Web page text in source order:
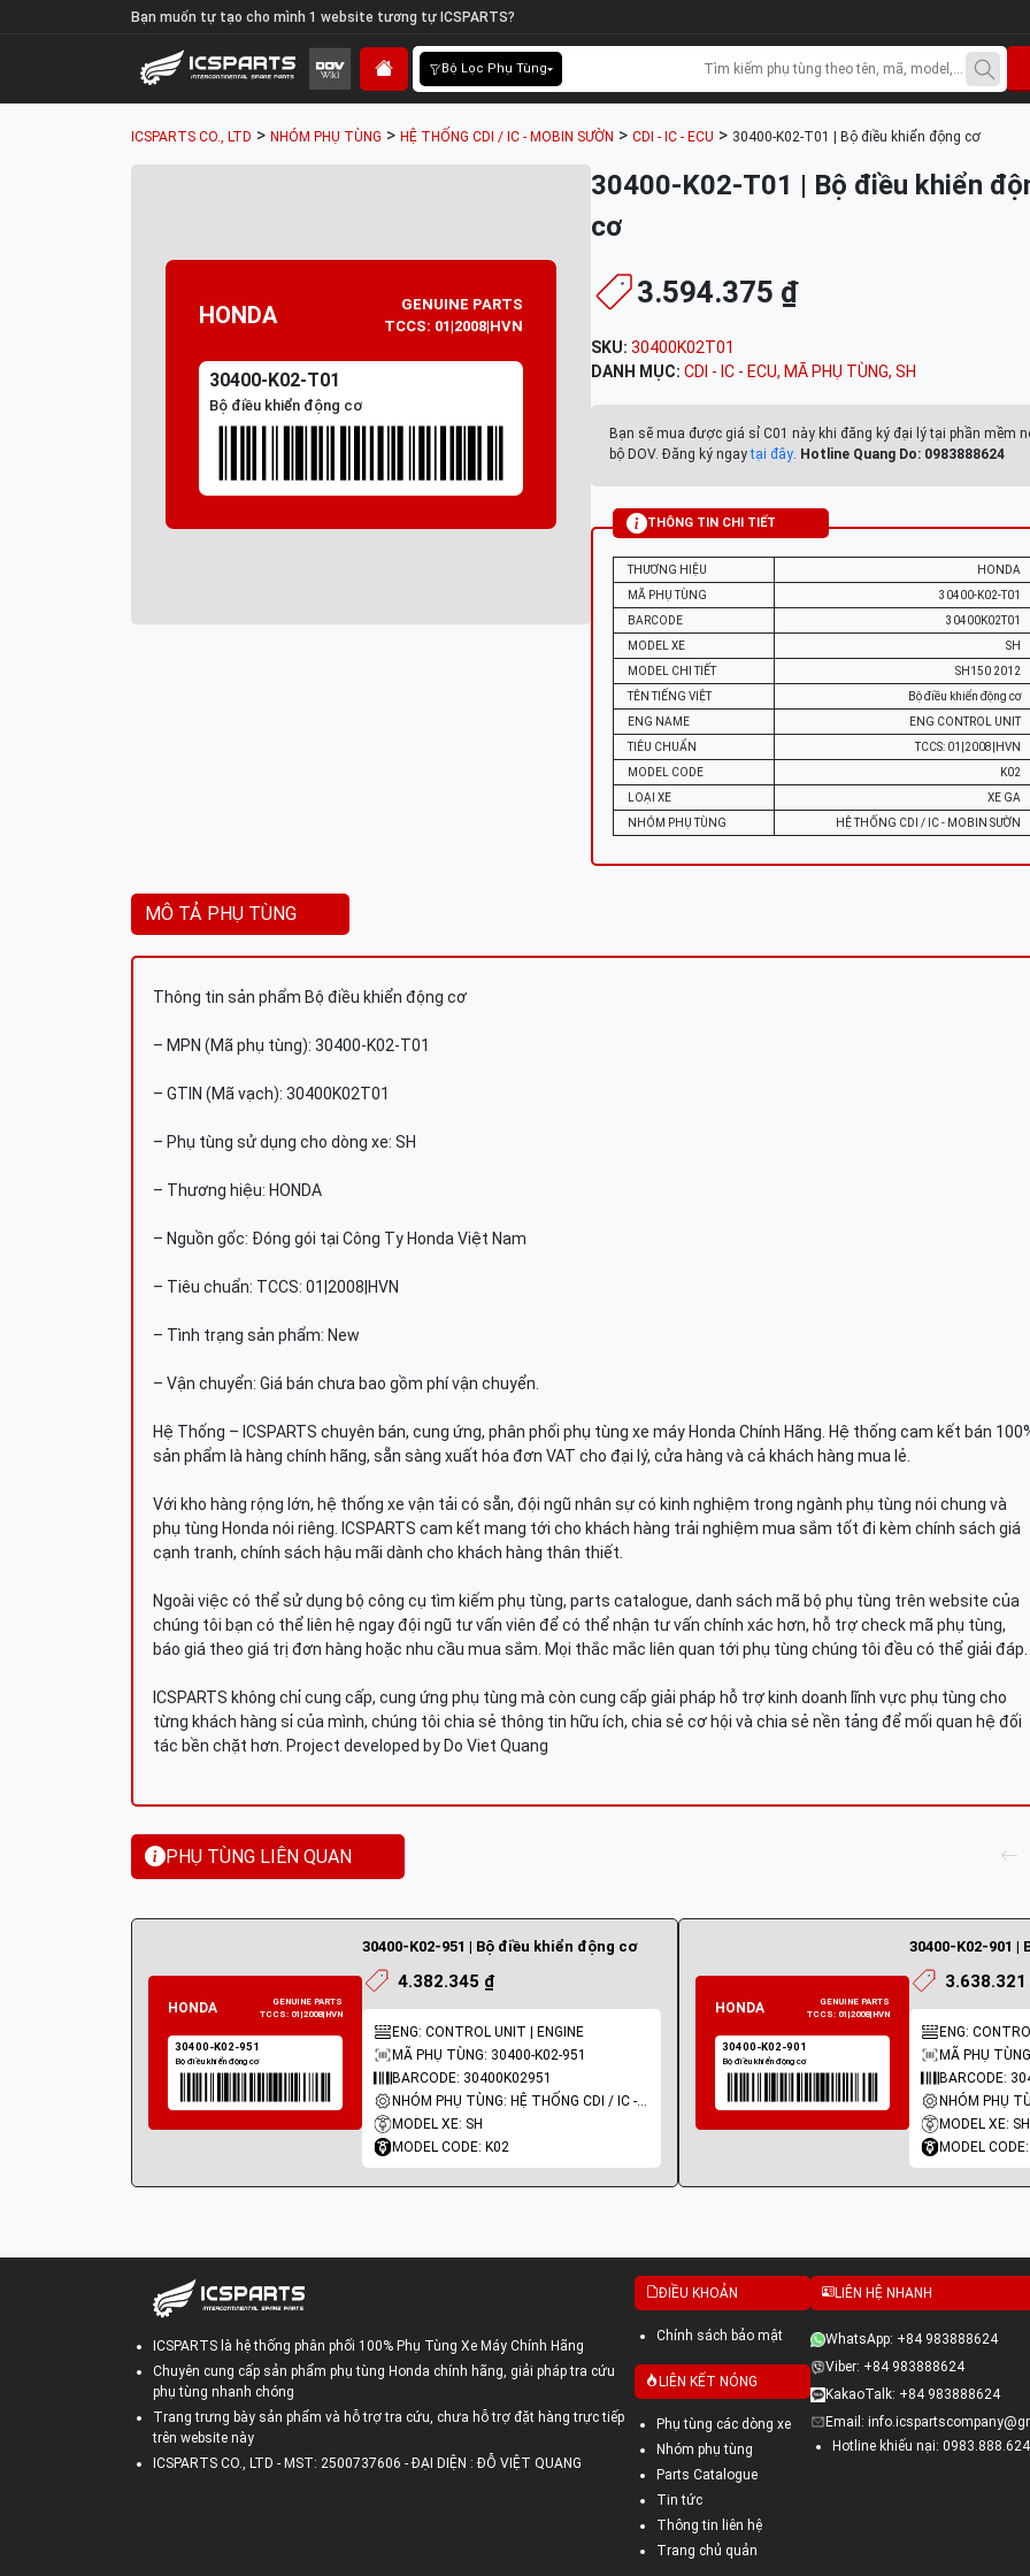
Bạn muốn tự tạo cho mình 1 website tương tự ICSPARTS?
Bộ Lọc Phụ Tùng
ICSPARTS CO., LTD > NHÓM PHỤ TÙNG > HỆ THỐNG CDI / IC - MOBIN SƯỜN > CDI - IC - ECU > 30400-K02-T01 | Bộ điều khiển động cơ
HONDA
GENUINE PARTS
TCCS: 01|2008|HVN
30400-K02-T01
Bộ điều khiển động cơ
30400-K02-T01 | Bộ điều khiển
cơ
3.594.375 ₫
SKU: 30400K02T01
DANH MỤC: CDI - IC - ECU, MÃ PHỤ TÙNG, SH
Bạn sẽ mua được giá sỉ C01 này khi đăng ký đại lý tại phần mềm
bộ DOV. Đăng ký ngaytại đây. Hotline Quang Do: 0983888624
THÔNG TIN CHI TIẾT
THƯƠNG HIỆU
HONDA
MÃ PHỤ TÙNG
30400-K02-T01
BARCODE
30400K02T01
MODEL XE
SH
MODEL CHI TIẾT
SH150 2012
TÊN TIẾNG VIỆT
Bộ điều khiển động cơ
ENG NAME
ENG CONTROL UNIT
TIÊU CHUẨN
TCCS: 01|2008|HVN
MODEL CODE
K02
LOẠI XE
XE GA
NHÓM PHỤ TÙNG
HỆ THỐNG CDI / IC - MOBIN SƯỜN
MÔ TẢ PHỤ TÙNG
Thông tin sản phẩm Bộ điều khiển động cơ
– MPN (Mã phụ tùng): 30400-K02-T01
– GTIN (Mã vạch): 30400K02T01
– Phụ tùng sử dụng cho dòng xe: SH
– Thương hiệu: HONDA
– Nguồn gốc: Đóng gói tại Công Ty Honda Việt Nam
– Tiêu chuẩn: TCCS: 01|2008|HVN
– Tình trạng sản phẩm: New
– Vận chuyển: Giá bán chưa bao gồm phí vận chuyển.
Hệ Thống – ICSPARTS chuyên bán, cung ứng, phân phối phụ tùng xe máy Honda Chính Hãng. Hệ thống cam kết bán
sản phẩm là hàng chính hãng, sẵn sàng xuất hóa đơn VAT cho đại lý, cửa hàng và cả khách hàng mua lẻ.
Với kho hàng rộng lớn, hệ thống xe vận tải có sẵn, đội ngũ nhân sự có kinh nghiệm trong ngành phụ tùng nói chung và
phụ tùng Honda nói riêng. ICSPARTS cam kết mang tới cho khách hàng trải nghiệm mua sắm tốt đi kèm chính sách giá
cạnh tranh, chính sách hậu mãi dành cho khách hàng thân thiết.
Ngoài việc có thể sử dụng bộ công cụ tìm kiếm phụ tùng, parts catalogue, danh sách mã bộ phụ tùng trên website của
chúng tôi bạn có thể liên hệ ngay đội ngũ tư vấn viên để có thể nhận tư vấn chính xác hơn, hỗ trợ check mã phụ tùng,
báo giá theo giá trị đơn hàng hoặc nhu cầu mua sắm. Mọi thắc mắc liên quan tới phụ tùng chúng tôi đều có thể giải đáp.
ICSPARTS không chỉ cung cấp, cung ứng phụ tùng mà còn cung cấp giải pháp hỗ trợ kinh doanh lĩnh vực phụ tùng cho
từng khách hàng sỉ của mình, chúng tôi chia sẻ thông tin hữu ích, chia sẻ cơ hội và chia sẻ nền tảng để mối quan hệ đối
tác bền chặt hơn. Project developed by Do Viet Quang
PHỤ TÙNG LIÊN QUAN
30400-K02-951 | Bộ điều khiển động cơ
4.382.345 ₫
ENG: CONTROL UNIT | ENGINE
MÃ PHỤ TÙNG: 30400-K02-951
BARCODE: 30400K02951
NHÓM PHỤ TÙNG: HỆ THỐNG CDI / IC - MOBIN SƯỜN
MODEL XE: SH
MODEL CODE: K02
30400-K02-901 |
3.638.321
ENG:
MÃ PHỤ
BARCODE:
MODEL XE: SH
MODEL
ICSPARTS là hệ thống phân phối 100% Phụ Tùng Xe Máy Chính Hãng
Chuyên cung cấp sản phẩm phụ tùng Honda chính hãng, giải pháp tra cứu
phụ tùng nhanh chóng
Trang trưng bày sản phẩm và hỗ trợ tra cứu, chưa hỗ trợ đặt hàng trực tiếp
trên website này
ICSPARTS CO., LTD - MST: 2500737606 - ĐẠI DIỆN : ĐỖ VIỆT QUANG
ĐIỀU KHOẢN
Chính sách bảo mật
LIÊN KẾT NÓNG
Phụ tùng các dòng xe
Nhóm phụ tùng
Parts Catalogue
Tin tức
Thông tin liên hệ
Trang chủ quản
LIÊN HỆ NHANH
WhatsApp: +84 983888624
Viber: +84 983888624
KakaoTalk: +84 983888624
Email:
Hotline khiếu nại: 0983.888.624